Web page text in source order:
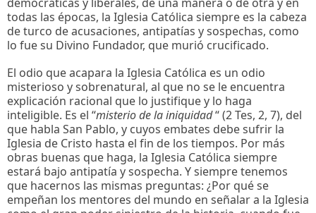
todas las épocas, la Iglesia Católica siempre es la cabeza
de turco de acusaciones, antipatías y sospechas, como
lo fue su Divino Fundador, que murió crucificado.
El odio que acapara la Iglesia Católica es un odio
misterioso y sobrenatural, al que no se le encuentra
explicación racional que lo justifique y lo haga
inteligible. Es el “misterio de la iniquidad“ (2 Tes, 2, 7), del
que habla San Pablo, y cuyos embates debe sufrir la
Iglesia de Cristo hasta el fin de los tiempos. Por más
obras buenas que haga, la Iglesia Católica siempre
estará bajo antipatía y sospecha. Y siempre tenemos
que hacernos las mismas preguntas: ¿Por qué se
empeñan los mentores del mundo en señalar a la Iglesia